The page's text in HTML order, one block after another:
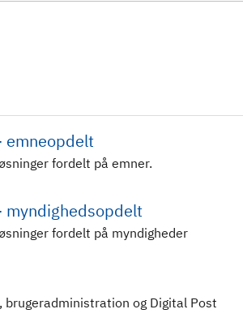
emneopdelt
fordelt på emner.
myndighedsopdelt
fordelt på myndigheder
og Digital Post